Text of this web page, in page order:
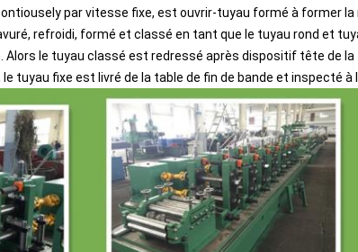
par vitesse fixe, est ouvrir-tuyau formé à former la
refroidi, formé et classé en tant que le tuyau rond et
le tuyau classé est redressé après dispositif tête de
le tuyau fixe est livré de la table de fin de bande et inspecté à